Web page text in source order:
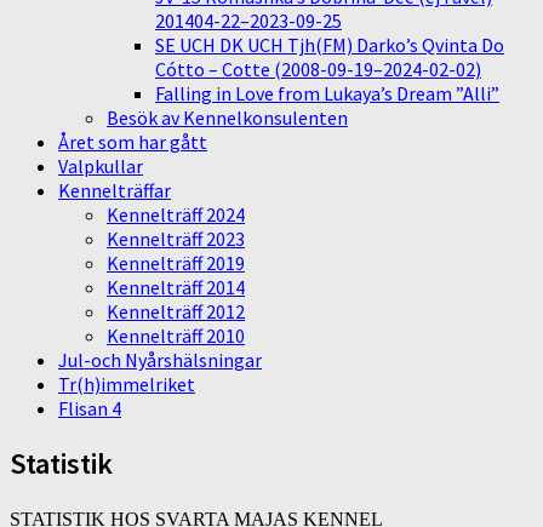
201404-22–2023-09-25
SE UCH DK UCH Tjh(FM) Darko’s Qvinta Do
Cótto – Cotte (2008-09-19–2024-02-02)
Falling in Love from Lukaya’s Dream ”Alli”
Besök av Kennelkonsulenten
Året som har gått
Valpkullar
Kennelträffar
Kennelträff 2024
Kennelträff 2023
Kennelträff 2019
Kennelträff 2014
Kennelträff 2012
Kennelträff 2010
Jul-och Nyårshälsningar
Tr(h)immelriket
Flisan 4
Statistik
STATISTIK HOS SVARTA MAJAS KENNEL